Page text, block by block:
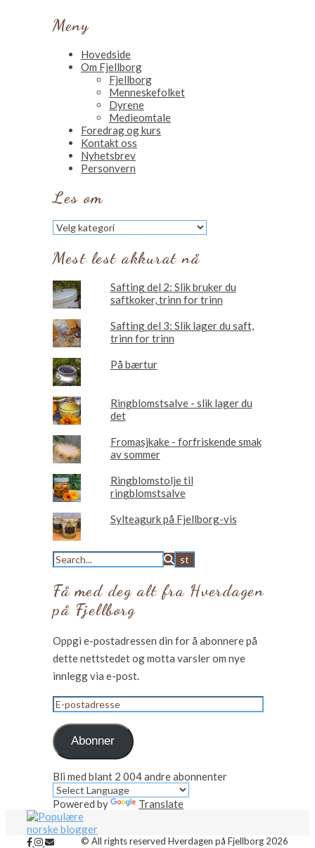
Meny
Hovedside
Om Fjellborg
Fjellborg
Menneskefolket
Dyrene
Medieomtale
Foredrag og kurs
Kontakt oss
Nyhetsbrev
Personvern
Les om
Les
om
Mest lest akkurat nå
Safting del 2: Slik bruker du
saftkoker, trinn for trinn
Safting del 3: Slik lager du saft,
trinn for trinn
På bærtur
Ringblomstsalve - slik lager du
det
Fromasjkake - forfriskende smak
av sommer
Ringblomstolje til
ringblomstsalve
Sylteagurk på Fjellborg-vis
Få med deg alt fra Hverdagen
på Fjellborg
Oppgi e-postadressen din for å abonnere på
dette nettstedet og motta varsler om nye
innlegg via e-post.
E-
postadresse
Abonner
Bli med blant 2 004 andre abonnenter
Powered by Translate
© All rights reserved Hverdagen på Fjellborg 2026